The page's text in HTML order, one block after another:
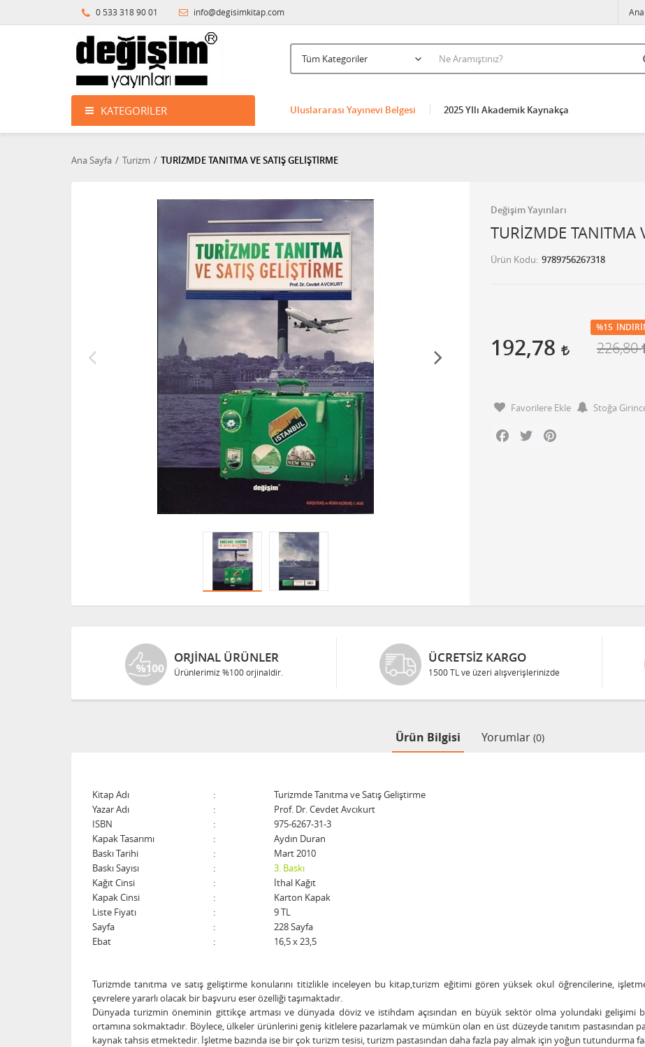
0 533 318 90 01 info@degisimkitap.com
KATEGORILER Uluslararası Yayınevi Belgesi 2025 YIlı Akademik Kaynakça
Ana Sayfa Turizm TURİZMDE TANITMA VE SATIŞ GELİŞTİRME
Değişim Yayınları
TURİZMDE TANITMA
Ürün Kodu 9789756267318
192,78
%15
226,80
Favorilere Ekle Stoğa
Facebook
Twitter
ORJINAL ÜRÜNLER
Ürünlerimiz %100 orjinaldir.
ÜCRETSIZ KARGO
1500 TL ve üzeri alışverişlerinizde
Ürün Bilgisi Yorumlar (0)
Kitap Adı :
Turizmde Tanıtma ve Satış Geliştirme
Yazar Adı
:
Prof. Dr. Cevdet Avcıkurt
ISBN
:
975-6267-31-3
Kapak Tasarımı
:
Aydın Duran
Baskı Tarihi
:
Mart 2010
Baskı Sayısı
:
3. Baskı
Kağıt Cinsi
:
İthal Kağıt
Kapak Cinsi
:
Karton Kapak
Liste Fiyatı
:
9 TL
Sayfa
:
228 Sayfa
Ebat
: 16,5 x 23,5
Turizmde tanıtma ve satış geliştirme konularını titizlikle inceleyen bu kitap,turizm eğitimi gören yüksek okul öğrencilerine,
çevrelere yararlı olacak bir başvuru eser özelliği taşımaktadır.
Dünyada turizmin öneminin gittikçe artması ve dünyada döviz ve istihdam açısından en büyük sektör olma yolundaki
ortamına sokmaktadır. Böylece, ülkeler ürünlerini geniş kitlelere pazarlamak ve mümkün olan en üst düzeyde tanıtım pastasından
kaynak tahsis etmektedir. İşletme bazında ise bir çok turizm tesisi, turizm pastasından daha fazla pay almak için yoğun tutundurma